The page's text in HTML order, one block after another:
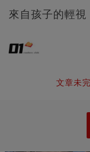
來自孩子的輕視
文章未